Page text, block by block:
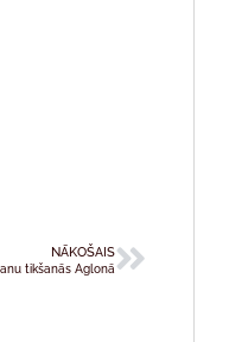
NĀKOŠAIS
tikšanās Aglonā